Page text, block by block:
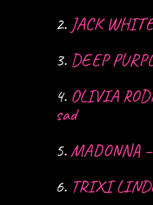
2. JACK
3.DEEP
4. OLIVIA
sad
5.MADONNA
6. TRIXI